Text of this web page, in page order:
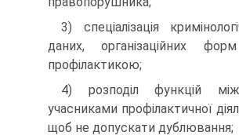
3) спеціалізація
даних, організаційних
профілактикою;
4) розподіл функцій
учасниками профілактичної
щоб не допускати дублювання;